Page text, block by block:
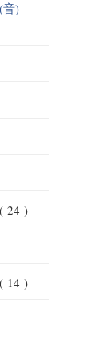
音)
( 24 )
( 14 )